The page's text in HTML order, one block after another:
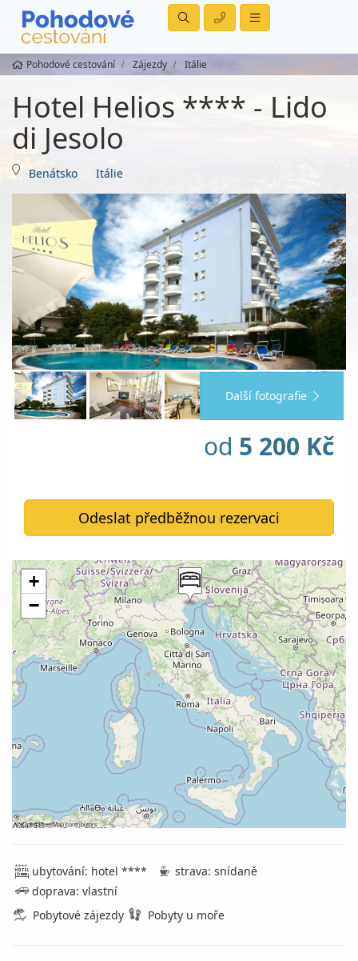
Pohodové cestování Zájezdy Itálie
Hotel Helios **** - Lido
di Jesolo
Benátsko Itálie
Další fotografie
od 5 200 Kč
Odeslat předběžnou rezervaci
+
−
©OpenStreetMapcontributors
ubytování: hotel ****
strava: snídaně
doprava: vlastní
Pobytové zájezdy
Pobyty u moře